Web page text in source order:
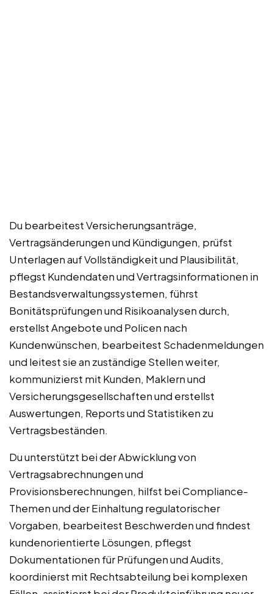
Du bearbeitest Versicherungsanträge,
Vertragsänderungen und Kündigungen, prüfst
Unterlagen auf Vollständigkeit und Plausibilität,
pflegst Kundendaten und Vertragsinformationen in
Bestandsverwaltungssystemen, führst
Bonitätsprüfungen und Risikoanalysen durch,
erstellst Angebote und Policen nach
Kundenwünschen, bearbeitest Schadenmeldungen
und leitest sie an zuständige Stellen weiter,
kommunizierst mit Kunden, Maklern und
Versicherungsgesellschaften und erstellst
Auswertungen, Reports und Statistiken zu
Vertragsbeständen.
Du unterstützt bei der Abwicklung von
Vertragsabrechnungen und
Provisionsberechnungen, hilfst bei Compliance-
Themen und der Einhaltung regulatorischer
Vorgaben, bearbeitest Beschwerden und findest
kundenorientierte Lösungen, pflegst
Dokumentationen für Prüfungen und Audits,
koordinierst mit Rechtsabteilung bei komplexen